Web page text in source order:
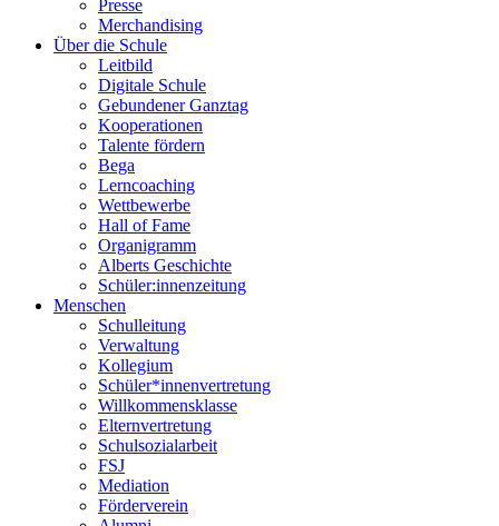
Presse
Merchandising
Über die Schule
Leitbild
Digitale Schule
Gebundener Ganztag
Kooperationen
Talente fördern
Bega
Lerncoaching
Wettbewerbe
Hall of Fame
Organigramm
Alberts Geschichte
Schüler:innenzeitung
Menschen
Schulleitung
Verwaltung
Kollegium
Schüler*innenvertretung
Willkommensklasse
Elternvertretung
Schulsozialarbeit
FSJ
Mediation
Förderverein